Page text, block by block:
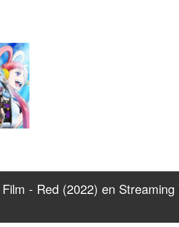
- Red (2022) en Streaming